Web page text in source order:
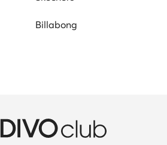
Billabong